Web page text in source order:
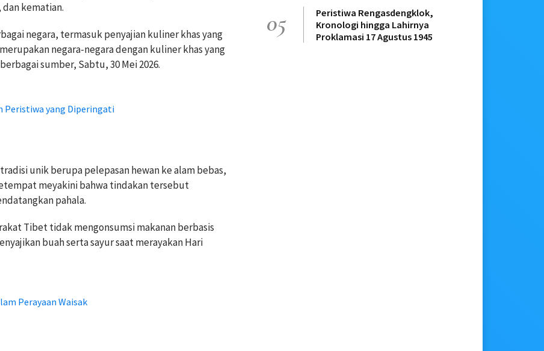
kematian.
negara, termasuk penyajian kuliner khas yang
negara-negara dengan kuliner khas yang
sumber, Sabtu, 30 Mei 2026.
Peristiwa yang Diperingati
unik berupa pelepasan hewan ke alam bebas,
meyakini bahwa tindakan tersebut
pahala.
Tibet tidak mengonsumsi makanan berbasis
buah serta sayur saat merayakan Hari
Perayaan Waisak
05
Peristiwa Rengasdengklok,
Kronologi hingga Lahirnya
Proklamasi 17 Agustus 1945